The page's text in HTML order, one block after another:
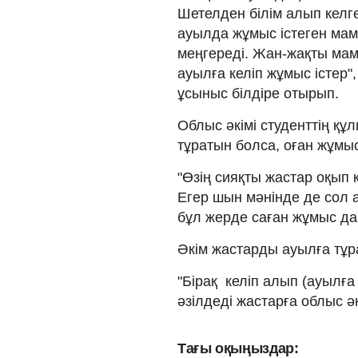
Шетелден білім алып
ауылда жұмыс істеген
меңгереді. Жан-жақты
ауылға келіп жұмыс
ұсыныс білдіре отырып.
Облыс әкімі студенттің
тұратын болса, оған
"Өзің сияқты жастар оқып
Егер шын мәнінде де сол
бұл жерде саған жұмыс
Әкім жастарды ауылға
"Бірақ келіп алып
әзілдеді жастарға облыс
Тағы оқыңыздар: